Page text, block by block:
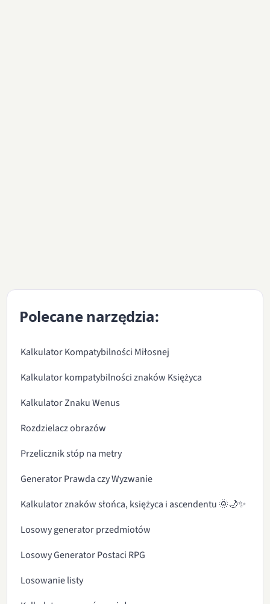
Polecane narzędzia:
Kalkulator Kompatybilności Miłosnej
Kalkulator kompatybilności znaków Księżyca
Kalkulator Znaku Wenus
Rozdzielacz obrazów
Przelicznik stóp na metry
Generator Prawda czy Wyzwanie
Kalkulator znaków słońca, księżyca i ascendentu 🌞🌙✨
Losowy generator przedmiotów
Losowy Generator Postaci RPG
Losowanie listy